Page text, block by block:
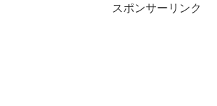
スポンサーリンク